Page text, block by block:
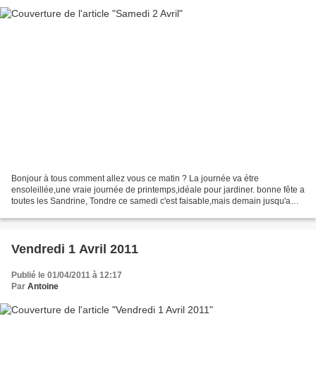
Bonjour à tous comment allez vous ce matin ? La journée va étre
ensoleillée,une vraie journée de printemps,idéale pour jardiner. bonne fête a
toutes les Sandrine, Tondre ce samedi c'est faisable,mais demain jusqu'a
Vendredi 1 Avril 2011
Publié le 01/04/2011 à 12:17
Par Antoine